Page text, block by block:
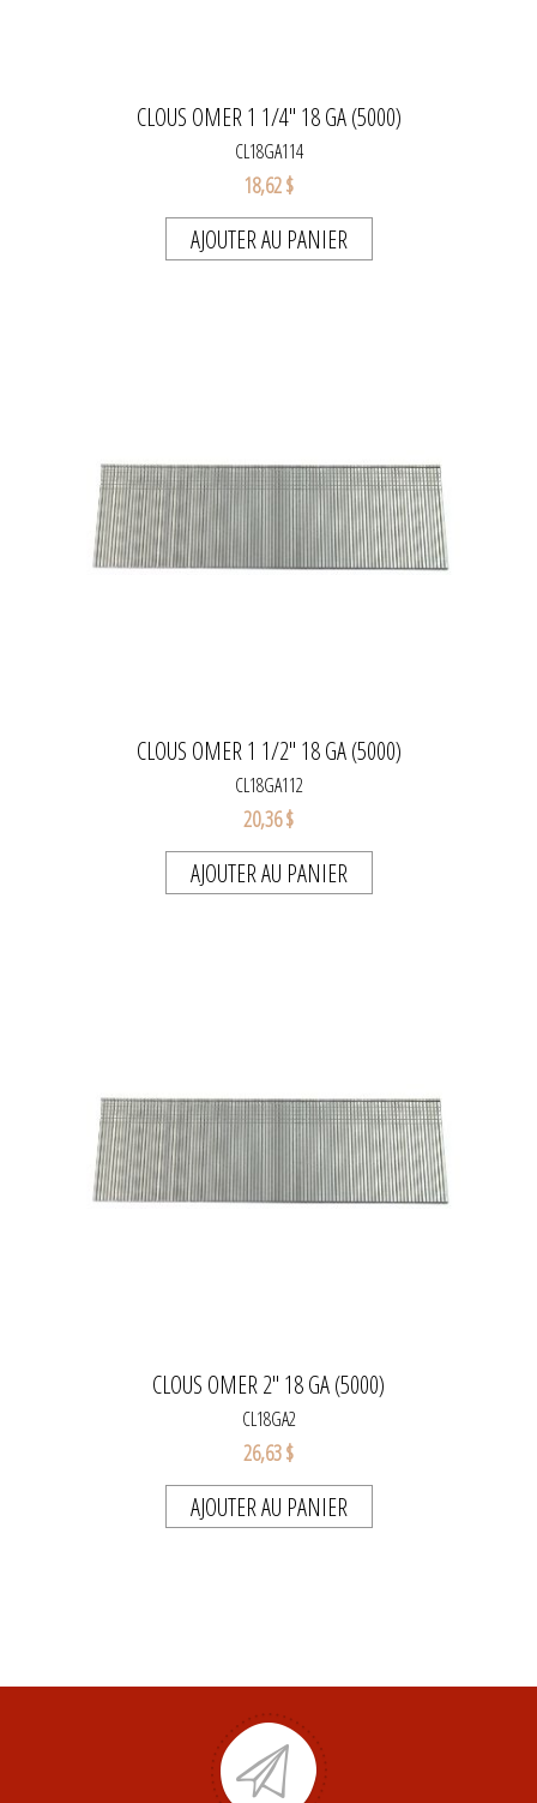
CLOUS OMER 1 1/4" 18 GA (5000)
CL18GA114
18,62 $
AJOUTER AU PANIER
CLOUS OMER 1 1/2" 18 GA (5000)
CL18GA112
20,36 $
AJOUTER AU PANIER
CLOUS OMER 2" 18 GA (5000)
CL18GA2
26,63 $
AJOUTER AU PANIER